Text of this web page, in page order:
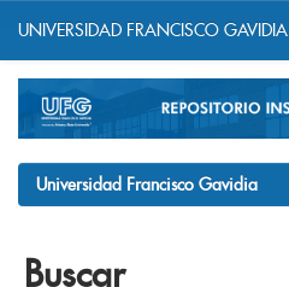
navigation
UNIVERSIDAD FRANCISCO GAVIDIA
Universidad Francisco Gavidia
Buscar